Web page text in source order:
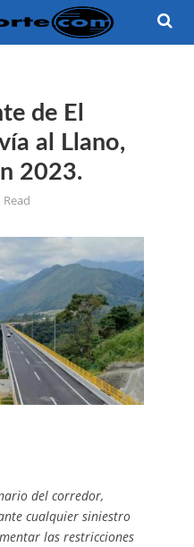
de El
al Llano,
2023.
del corredor,
cualquier siniestro
las restricciones